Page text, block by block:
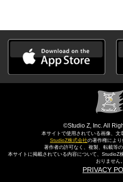
©Studio Z, Inc. All
本サイトで使用されている画像、文
StudioZ株式会社の著作権により
著作者の許可なく、複製、転載等
本サイトに掲載されている内容について、StudioZ
おりません。
PRIVACY